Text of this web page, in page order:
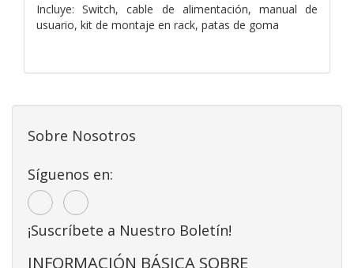
Incluye: Switch, cable de alimentación, manual de
usuario, kit de montaje en rack, patas de goma
Sobre Nosotros
Síguenos en:
¡Suscríbete a Nuestro Boletín!
INFORMACIÓN BÁSICA SOBRE